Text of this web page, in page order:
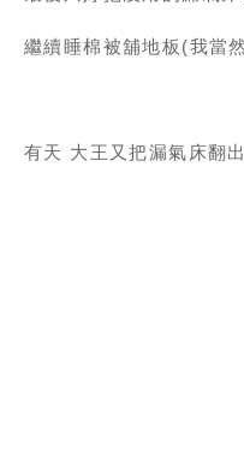
繼續睡棉被舖地板(我當
有天 大王又把漏氣床翻